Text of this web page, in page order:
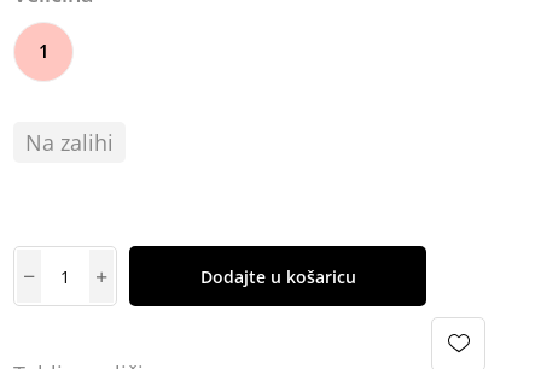
1
Na zalihi
Dodajte u košaricu